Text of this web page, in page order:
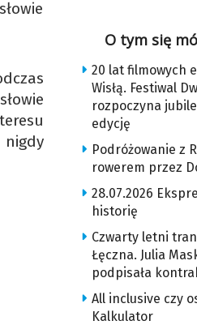
nigdy
O tym się
20 lat filmowych
Wisłą. Festiwal
rozpoczyna
edycję
Podróżowanie z
rowerem przez
28.07.2026
historię
Czwarty letni
Łęczna. Julia
podpisała
All inclusive czy
Kalkulator